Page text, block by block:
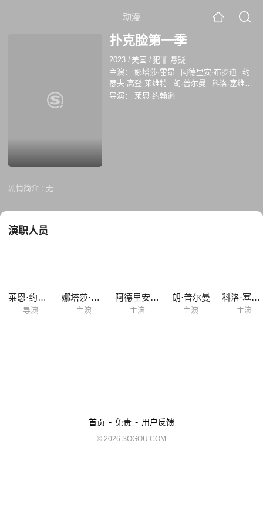
动漫
扑克脸第一季
2023 / 美国 /犯罪 悬疑
主演：
娜塔莎·雷昂 阿德里安·布罗迪
约
瑟夫·高登-莱维特
朗·普尔曼
科洛·塞维
尼
许玮伦 艾伦·巴金
导演： 莱恩·约翰逊
剧情简介 : 无
演职人员
莱恩·约翰逊
导演
娜塔莎·雷昂
主演
阿德里安·布罗迪
主演
朗·普尔曼
主演
科洛·塞维尼
主演
首页 - 免责 - 用户反馈
© 2026 SOGOU.COM